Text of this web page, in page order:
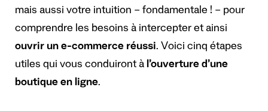
mais aussi votre intuition – fondamentale ! – pour
comprendre les besoins à intercepter et ainsi
ouvrir un e-commerce réussi. Voici cinq étapes
utiles qui vous conduiront à l’ouverture d’une
boutique en ligne.